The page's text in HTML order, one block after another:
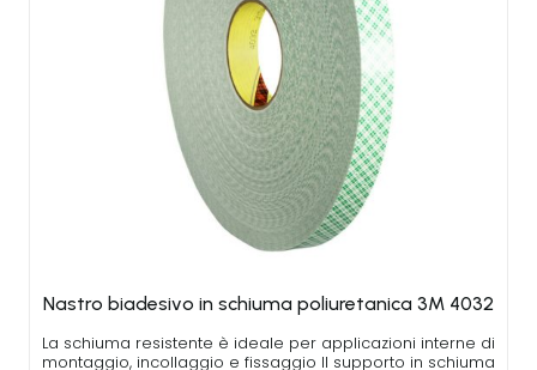
Nastro biadesivo in schiuma poliuretanica 3M 4032
La schiuma resistente è ideale per applicazioni interne di
montaggio, incollaggio e fissaggio Il supporto in schiuma